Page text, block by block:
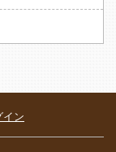
イン